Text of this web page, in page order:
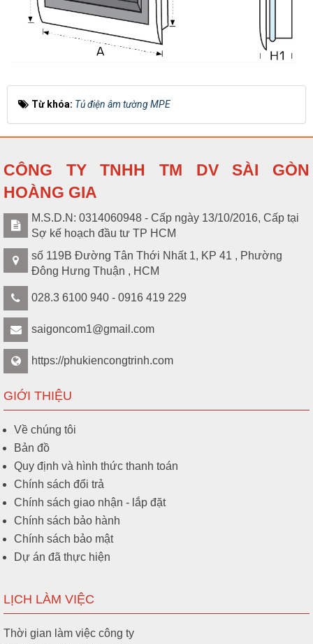
Từ khóa: Tủ điện âm tường MPE
CÔNG TY TNHH TM DV SÀI GÒN
HOÀNG GIA
M.S.D.N: 0314060948 - Cấp ngày 13/10/2016, Cấp tại
Sợ kế hoạch đầu tư TP HCM
số 119B Đường Tân Thới Nhất 1, KP 41 , Phường
Đông Hưng Thuận , HCM
028.3 6100 940 - 0916 419 229
saigoncom1@gmail.com
https://phukiencongtrinh.com
GIỚI THIỆU
Về chúng tôi
Bản đồ
Quy định và hình thức thanh toán
Chính sách đổi trả
Chính sách giao nhận - lắp đặt
Chính sách bảo hành
Chính sách bảo mật
Dự án đã thực hiện
LỊCH LÀM VIỆC
Thời gian làm việc công ty